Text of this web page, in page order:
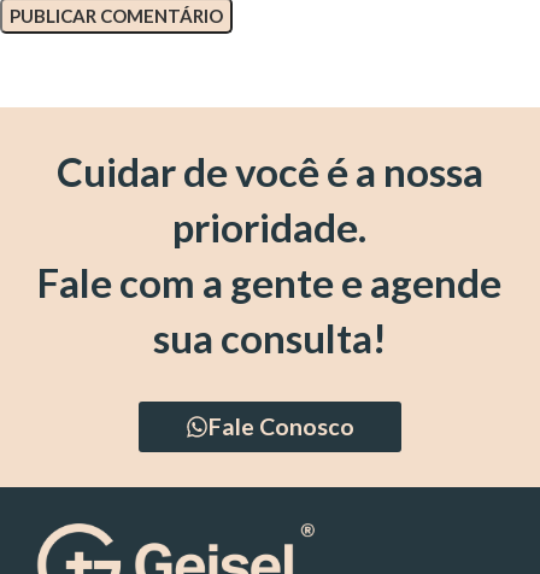
Cuidar de você é a nossa
prioridade.
Fale com a gente e agende
sua consulta!
Fale Conosco